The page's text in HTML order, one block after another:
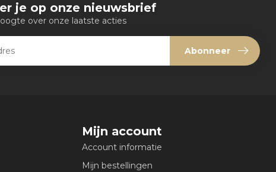
je op onze nieuwsbrief
over onze laatste acties
Abonneer
Mijn account
Account informatie
Mijn bestellingen